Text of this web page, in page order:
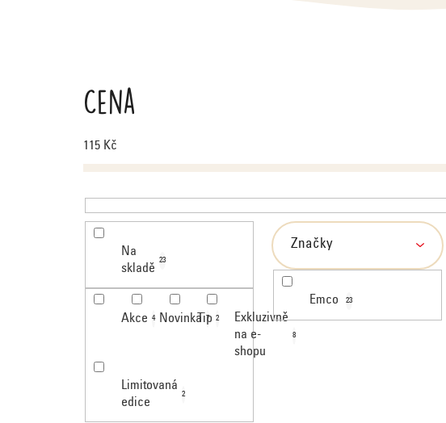
Cena
115 Kč
Na
skladě
23
Akce 4 Novinka 7
Tip 2
Exkluzivně
na e-
shopu
8
Limitovaná
edice
2
Značky
Emco 23
i
s
p
r
o
d
u
ů